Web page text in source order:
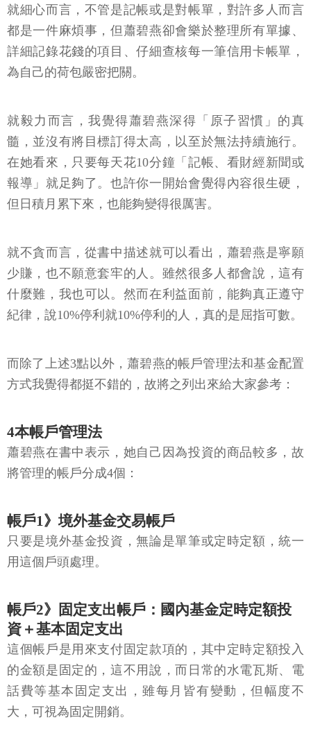
就細心而言，不管是記帳或是對帳單，對許多人而言
都是一件麻煩事，但蕭碧燕卻會樂於整理所有單據、
詳細記錄花錢的項目、仔細查核每一筆信用卡帳單，
為自己的荷包嚴密把關。
就毅力而言，我覺得蕭碧燕深得「原子習慣」的真
髓，並沒有將目標訂得太高，以至於無法持續施行。
在她看來，只要每天花10分鐘「記帳、看財經新聞或
報導」就足夠了。也許你一開始會覺得內容很生硬，
但日積月累下來，也能夠變得很厲害。
就不貪而言，從書中描述就可以看出，蕭碧燕是寧願
少賺，也不願意套牢的人。雖然很多人都會說，這有
什麼難，我也可以。然而在利益面前，能夠真正遵守
紀律，說10%停利就10%停利的人，真的是屈指可數。
而除了上述3點以外，蕭碧燕的帳戶管理法和基金配置
方式我覺得都挺不錯的，故將之列出來給大家參考：
4本帳戶管理法
蕭碧燕在書中表示，她自己因為投資的商品較多，故
將管理的帳戶分成4個：
帳戶1》境外基金交易帳戶
只要是境外基金投資，無論是單筆或定時定額，統一
用這個戶頭處理。
帳戶2》固定支出帳戶：國內基金定時定額投
資＋基本固定支出
這個帳戶是用來支付固定款項的，其中定時定額投入
的金額是固定的，這不用說，而日常的水電瓦斯、電
話費等基本固定支出，雖每月皆有變動，但幅度不
大，可視為固定開銷。